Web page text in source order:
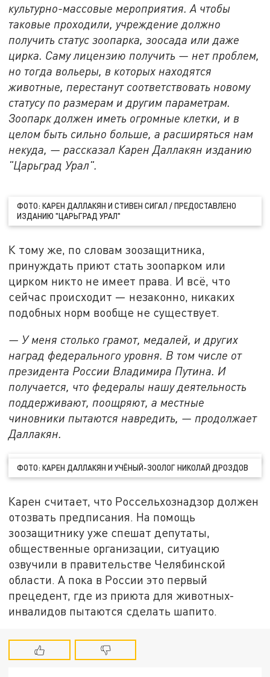
культурно-массовые мероприятия. А чтобы
таковые проходили, учреждение должно
получить статус зоопарка, зоосада или даже
цирка. Саму лицензию получить — нет проблем,
но тогда вольеры, в которых находятся
животные, перестанут соответствовать новому
статусу по размерам и другим параметрам.
Зоопарк должен иметь огромные клетки, и в
целом быть сильно больше, а расширяться нам
некуда, — рассказал Карен Даллакян изданию
"Царьград Урал".
ФОТО: КАРЕН ДАЛЛАКЯН И СТИВЕН СИГАЛ / ПРЕДОСТАВЛЕНО
ИЗДАНИЮ "ЦАРЬГРАД УРАЛ"
К тому же, по словам зоозащитника,
принуждать приют стать зоопарком или
цирком никто не имеет права. И всё, что
сейчас происходит — незаконно, никаких
подобных норм вообще не существует.
— У меня столько грамот, медалей, и других
наград федерального уровня. В том числе от
президента России Владимира Путина. И
получается, что федералы нашу деятельность
поддерживают, поощряют, а местные
чиновники пытаются навредить, — продолжает
Даллакян.
ФОТО: КАРЕН ДАЛЛАКЯН И УЧЁНЫЙ-ЗООЛОГ НИКОЛАЙ ДРОЗДОВ
Карен считает, что Россельхознадзор должен
отозвать предписания. На помощь
зоозащитнику уже спешат депутаты,
общественные организации, ситуацию
озвучили в правительстве Челябинской
области. А пока в России это первый
прецедент, где из приюта для животных-
инвалидов пытаются сделать шапито.